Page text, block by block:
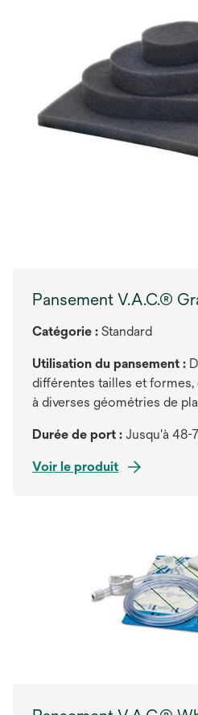
Pansement V.A.C.®
Catégorie : Standard
Utilisation du pansement :
différentes tailles et
à diverses géométries de
Durée de port : Jusqu'à 48-
Voir le produit